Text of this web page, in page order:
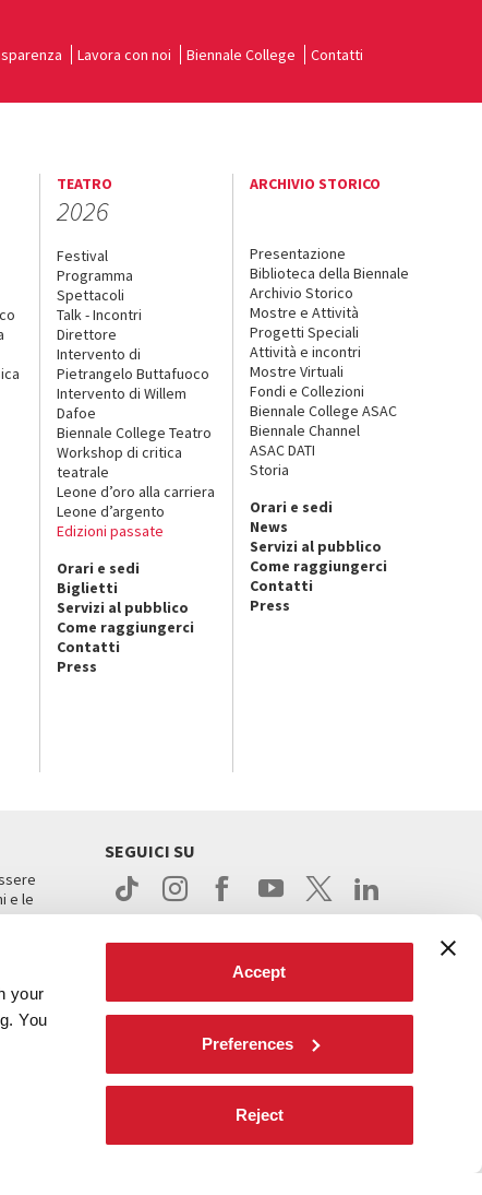
your
You
Accept
Preferences
Reject
Lavora con noi Biennale College Contatti
TEATRO
2026
Festival
Programma
Spettacoli
Talk - Incontri
Direttore
Intervento di
Pietrangelo Buttafuoco
Intervento di Willem
Dafoe
Biennale College Teatro
Workshop di critica
teatrale
Leone d’oro alla carriera
Leone d’argento
Edizioni passate
Orari e sedi
Biglietti
Servizi al pubblico
Come raggiungerci
Contatti
Press
ARCHIVIO STORICO
Presentazione
Biblioteca della Biennale
Archivio Storico
Mostre e Attività
Progetti Speciali
Attività e incontri
Mostre Virtuali
Fondi e Collezioni
Biennale College ASAC
Biennale Channel
ASAC DATI
Storia
Orari e sedi
News
Servizi al pubblico
Come raggiungerci
Contatti
Press
e le
SEGUICI SU